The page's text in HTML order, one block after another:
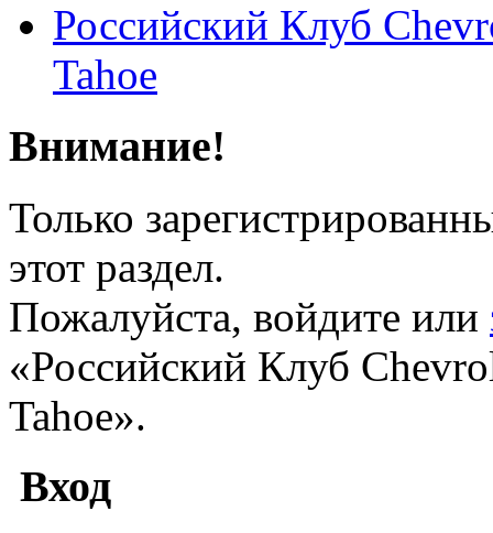
Российский Клуб
Tahoe
Внимание!
Только
этот раздел.
Пожалуйста, войдите или
«Российский Клуб
Tahoe».
Вход